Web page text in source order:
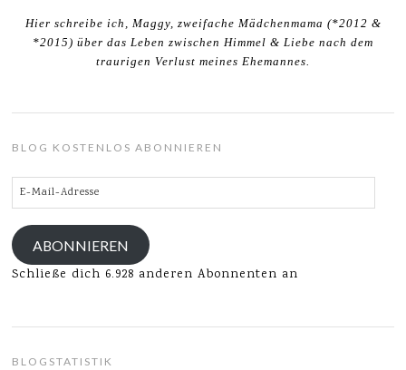
Hier schreibe ich, Maggy, zweifache Mädchenmama (*2012 &
*2015) über das Leben zwischen Himmel & Liebe nach dem
traurigen Verlust meines Ehemannes.
BLOG KOSTENLOS ABONNIEREN
E-
Mail-
Adresse
ABONNIEREN
Schließe dich 6.928 anderen Abonnenten an
BLOGSTATISTIK